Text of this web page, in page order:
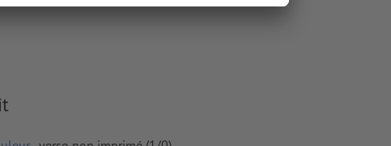
ou TIFF ne conviennent pas